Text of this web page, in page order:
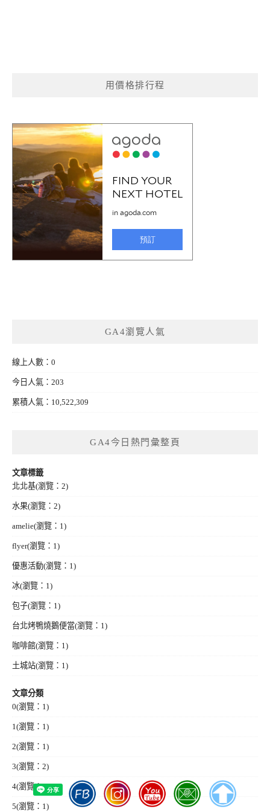
用價格排行程
GA4瀏覽人氣
線上人數：0
今日人氣：203
累積人氣：10,522,309
GA4今日熱門彙整頁
文章標籤
北北基(瀏覽：2)
水果(瀏覽：2)
amelie(瀏覽：1)
flyer(瀏覽：1)
優惠活動(瀏覽：1)
冰(瀏覽：1)
包子(瀏覽：1)
台北烤鴨燒鵝便當(瀏覽：1)
咖啡館(瀏覽：1)
土城站(瀏覽：1)
文章分類
0(瀏覽：1)
1(瀏覽：1)
2(瀏覽：1)
3(瀏覽：2)
4(瀏覽：6)
5(瀏覽：1)